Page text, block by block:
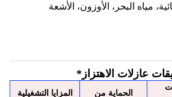
مياه البحر، الأوزون، الأشعة
عازلات الاهتزاز*
الحماية من المزايا التشغيلية